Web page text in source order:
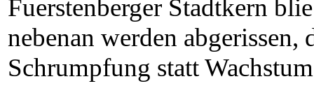
Fuerstenberger Stadtkern
nebenan werden abgerissen,
Schrumpfung statt